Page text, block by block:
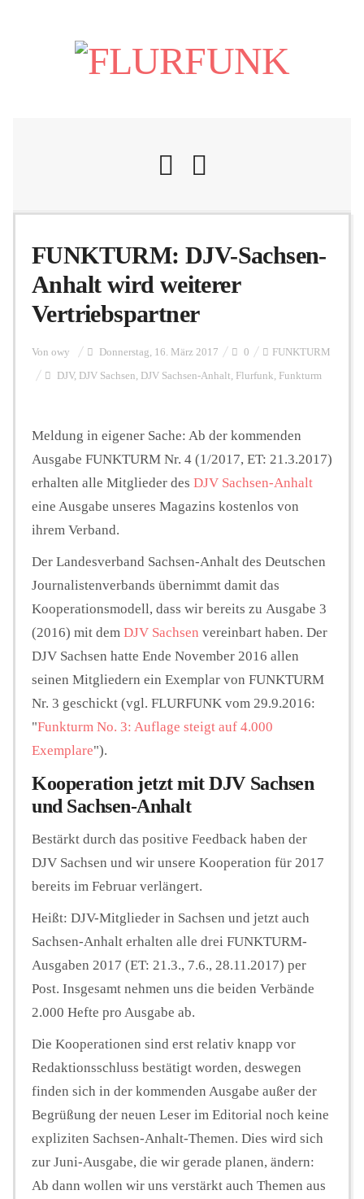
Flurschelte
Personalien
FUNKTURM-Beiträge
Seminare
Unterstützen
FUNKTURM: DJV-Sachsen-
Anhalt wird weiterer
Vertriebspartner
Von owy Donnerstag, 16. März 2017 0 FUNKTURM
DJV, DJV Sachsen, DJV Sachsen-Anhalt, Flurfunk, Funkturm
Meldung in eigener Sache: Ab der kommenden
Ausgabe FUNKTURM Nr. 4 (1/2017, ET: 21.3.2017)
erhalten alle Mitglieder des DJV Sachsen-Anhalt
eine Ausgabe unseres Magazins kostenlos von
ihrem Verband.
Der Landesverband Sachsen-Anhalt des Deutschen
Journalistenverbands übernimmt damit das
Kooperationsmodell, dass wir bereits zu Ausgabe 3
(2016) mit dem DJV Sachsen vereinbart haben. Der
DJV Sachsen hatte Ende November 2016 allen
seinen Mitgliedern ein Exemplar von FUNKTURM
Nr. 3 geschickt (vgl. FLURFUNK vom 29.9.2016:
"Funkturm No. 3: Auflage steigt auf 4.000
Exemplare").
Kooperation jetzt mit DJV Sachsen
und Sachsen-Anhalt
Bestärkt durch das positive Feedback haben der
DJV Sachsen und wir unsere Kooperation für 2017
bereits im Februar verlängert.
Heißt: DJV-Mitglieder in Sachsen und jetzt auch
Sachsen-Anhalt erhalten alle drei FUNKTURM-
Ausgaben 2017 (ET: 21.3., 7.6., 28.11.2017) per
Post. Insgesamt nehmen uns die beiden Verbände
2.000 Hefte pro Ausgabe ab.
Die Kooperationen sind erst relativ knapp vor
Redaktionsschluss bestätigt worden, deswegen
finden sich in der kommenden Ausgabe außer der
Begrüßung der neuen Leser im Editorial noch keine
expliziten Sachsen-Anhalt-Themen. Dies wird sich
zur Juni-Ausgabe, die wir gerade planen, ändern:
Ab dann wollen wir uns verstärkt auch Themen aus